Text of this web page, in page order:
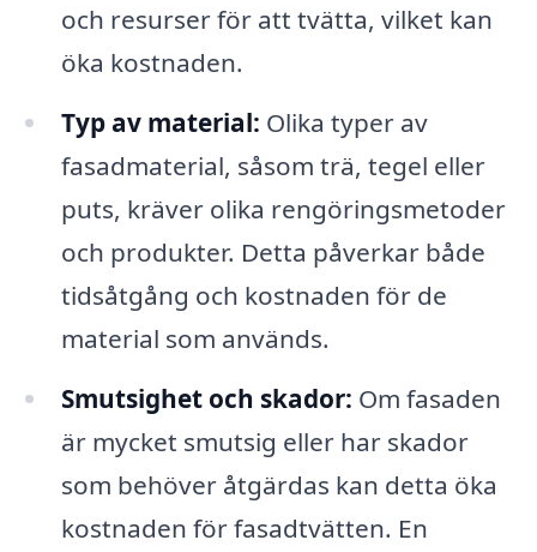
och resurser för att tvätta, vilket kan
öka kostnaden.
Typ av material: Olika typer av
fasadmaterial, såsom trä, tegel eller
puts, kräver olika rengöringsmetoder
och produkter. Detta påverkar både
tidsåtgång och kostnaden för de
material som används.
Smutsighet och skador: Om fasaden
är mycket smutsig eller har skador
som behöver åtgärdas kan detta öka
kostnaden för fasadtvätten. En